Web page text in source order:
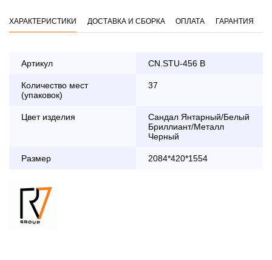
ХАРАКТЕРИСТИКИ ДОСТАВКА И СБОРКА ОПЛАТА ГАРАНТИЯ
Артикул CN.STU-456 B
Количество мест
(упаковок)
37
Цвет изделия
Сандал Янтарный/Белый
Бриллиант/Металл
Черный
Размер 2084*420*1554
По Москве в пределах МКАД осуществляется в будние
До 90 000 руб.
2 000 руб.
заказа банковской картой